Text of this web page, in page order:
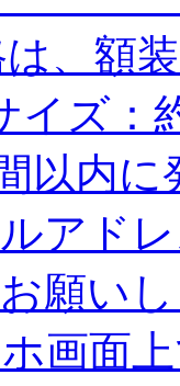
は、額
ズ：
以内
アド
願い
画面